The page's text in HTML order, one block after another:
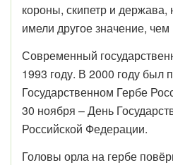
короны, скипетр и держава,
имели другое значение,
Современный
1993 году. В 2000 году был
Государственном Гербе
30 ноября – День
Российской Федерации.
Головы орла на гербе